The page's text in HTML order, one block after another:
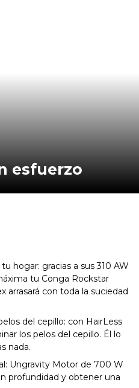
esfuerzo
hogar: gracias a sus 310 AW
tu Conga Rockstar
arrasará con toda la suciedad
del cepillo: con HairLess
los pelos del cepillo. Él lo
nada.
Ungravity Motor de 700 W
profundidad y obtener una